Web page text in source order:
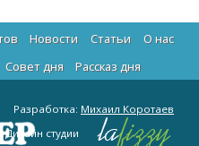
Новости Статьи
О нас
Cовет дня Рассказ дня
Разработка: Михаил Коротаев
Дизайн студии